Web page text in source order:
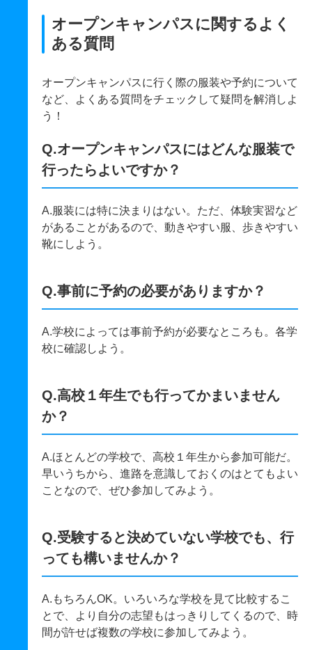
オープンキャンパスに関するよく
ある質問
オープンキャンパスに行く際の服装や予約について
など、よくある質問をチェックして疑問を解消しよ
う！
Q.オープンキャンパスにはどんな服装で
行ったらよいですか？
A.服装には特に決まりはない。ただ、体験実習など
があることがあるので、動きやすい服、歩きやすい
靴にしよう。
Q.事前に予約の必要がありますか？
A.学校によっては事前予約が必要なところも。各学
校に確認しよう。
Q.高校１年生でも行ってかまいません
か？
A.ほとんどの学校で、高校１年生から参加可能だ。
早いうちから、進路を意識しておくのはとてもよい
ことなので、ぜひ参加してみよう。
Q.受験すると決めていない学校でも、行
っても構いませんか？
A.もちろんOK。いろいろな学校を見て比較するこ
とで、より自分の志望もはっきりしてくるので、時
間が許せば複数の学校に参加してみよう。